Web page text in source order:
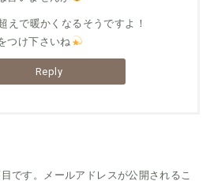
えで暖かくなるそうですよ！
つけ下さいね
Reply
です。メールアドレスが公開されるこ